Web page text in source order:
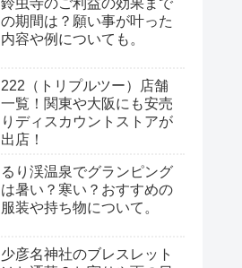
の期間は？願い事が叶った
内容や例についても。
222（トリプルツー）店舗
一覧！関東や大阪にも安売
りディスカウントストアが
出店！
るり渓温泉でグランピング
は暑い？寒い？おすすめの
服装や持ち物について。
少彦名神社のブレスレット